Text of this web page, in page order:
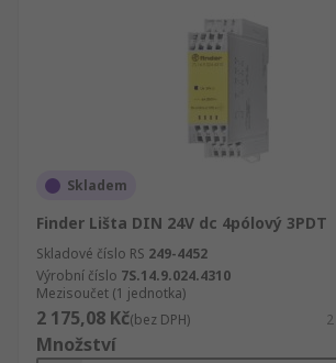
Skladem
Finder Lišta DIN 24V dc 4pólový 3PDT
Skladové číslo RS 249-4452
Výrobní číslo 7S.14.9.024.4310
Mezisoučet (1 jednotka)
2 175,08 Kč(bez DPH)
Množství